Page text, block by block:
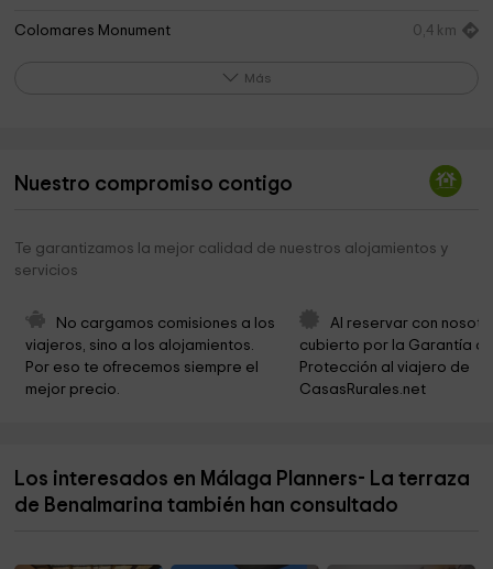
Colomares Monument 0,4 km
Ermita de la Cruz 1,0 km
Bil Bil Golf
Garden Of Eagles
Iglesia Cristiana Arroyo de la Miel
Skate park 4,3 km
Parroquia De La Virgen Del Rocío 4,5 km
Más
Nuestro compromiso contigo
Te garantizamos la mejor calidad de nuestros alojamientos y
servicios
No cargamos comisiones a los
viajeros, sino a los alojamientos.
Por eso te ofrecemos siempre el
mejor precio.
Al reservar con
cubierto por la Garantía
Protección al viajero de
CasasRurales.net
Los interesados en Málaga Planners- La terraza
de Benalmarina también han consultado